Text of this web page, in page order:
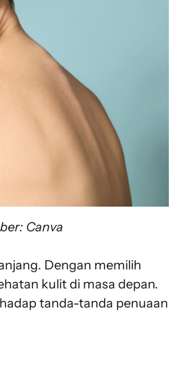
Canva
Dengan memilih
kulit di masa depan.
tanda-tanda penuaan